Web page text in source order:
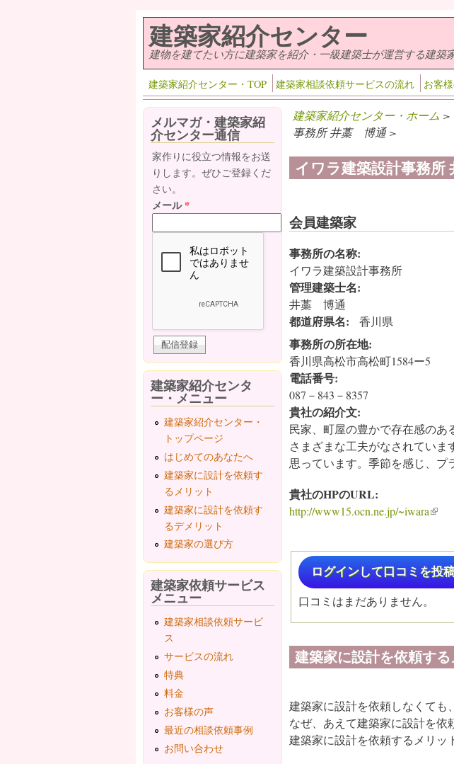
建築家紹介センター
建物を建てたい方に建築家を紹介・一級建築士が運営する建築
建築家紹介センター・TOP 建築家相談依頼サービスの流れ お客
建築家紹介センター・ホーム >
事務所 井藁 博通 >
イワラ建築設計事務
会員建築家
事務所の名称:
イワラ建築設計事務所
管理建築士名:
井藁 博通
都道府県名: 香川県
事務所の所在地:
香川県高松市高松町1584ー5
電話番号:
087－843－8357
貴社の紹介文:
民家、町屋の豊かで存在感の
さまざまな工夫がなされてい
思っています。季節を感じ、プ
貴社のHPのURL:
http://www15.ocn.ne.jp/~iwara(link
ログインして口コミを投
口コミはまだありません。
建築家に設計を依頼す
建築家に設計を依頼しなくても
なぜ、あえて建築家に設計を依
建築家に設計を依頼するメリッ
メルマガ・建築家紹
介センター通信
家作りに役立つ情報をお送
りします。ぜひご登録くだ
さい。
メール*
建築家紹介センタ
ー・メニュー
建築家紹介センター・
トップページ
はじめてのあなたへ
建築家に設計を依頼す
るメリット
建築家に設計を依頼す
るデメリット
建築家の選び方
建築家依頼サービス
メニュー
建築家相談依頼サービ
ス
サービスの流れ
特典
料金
お客様の声
最近の相談依頼事例
お問い合わせ